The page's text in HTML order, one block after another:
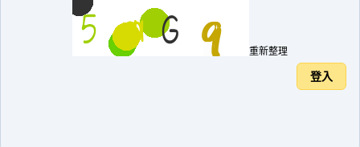
重新整理